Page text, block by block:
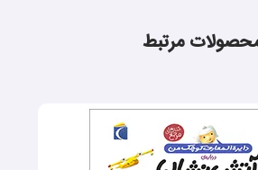
مرتبط